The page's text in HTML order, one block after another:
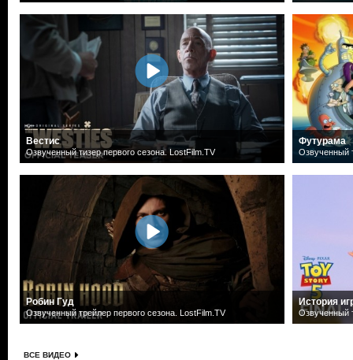
Вестис
Озвученный тизер первого сезона. LostFilm.TV
Робин Гуд
Озвученный трейлер первого сезона. LostFilm.TV
Футурама
Озвученный
История
Озвученный
ВСЕ ВИДЕО